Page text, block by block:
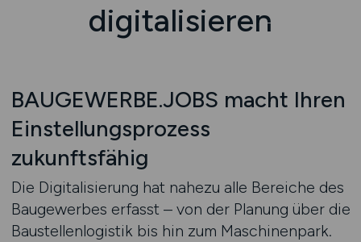
digitalisieren
BAUGEWERBE.JOBS macht Ihren
Einstellungsprozess
zukunftsfähig
Die Digitalisierung hat nahezu alle Bereiche des
Baugewerbes erfasst – von der Planung über die
Baustellenlogistik bis hin zum Maschinenpark.